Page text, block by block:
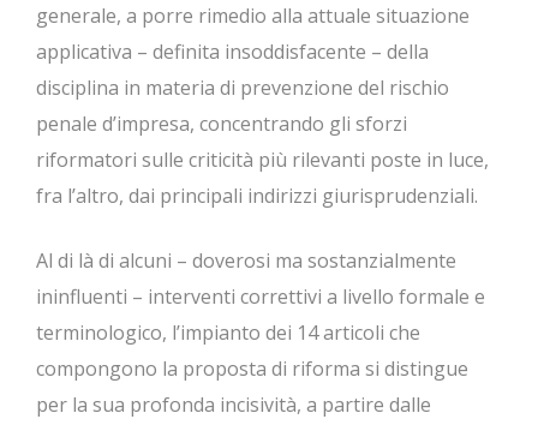
generale, a porre rimedio alla attuale situazione
applicativa – definita insoddisfacente – della
disciplina in materia di prevenzione del rischio
penale d’impresa, concentrando gli sforzi
riformatori sulle criticità più rilevanti poste in luce,
fra l’altro, dai principali indirizzi giurisprudenziali.
Al di là di alcuni – doverosi ma sostanzialmente
ininfluenti – interventi correttivi a livello formale e
terminologico, l’impianto dei 14 articoli che
compongono la proposta di riforma si distingue
per la sua profonda incisività, a partire dalle